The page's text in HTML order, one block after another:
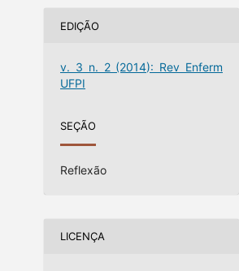
EDIÇÃO
v. 3 n. 2 (2014): Rev Enferm
UFPI
SEÇÃO
Reflexão
LICENÇA